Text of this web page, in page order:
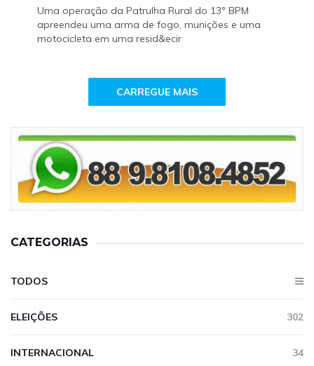
Uma operação da Patrulha Rural do 13º BPM
apreendeu uma arma de fogo, munições e uma
motocicleta em uma resid&ecir
CARREGUE MAIS
CATEGORIAS
TODOS
ELEIÇÕES 302
INTERNACIONAL 34